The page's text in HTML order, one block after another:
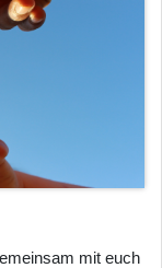
mit euch